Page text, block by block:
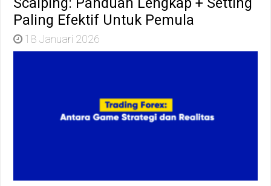
Paling Efektif Untuk Pemula
18 Januari 2026